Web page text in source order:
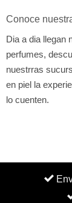
Conoce
Dia a dia llegan
perfumes,
nuestrras
en piel la
lo cuenten.